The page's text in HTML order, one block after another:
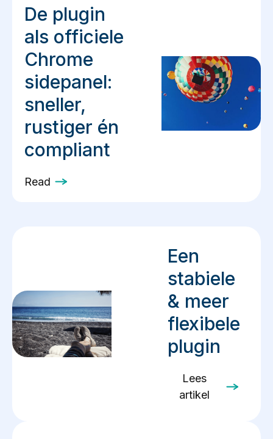
De plugin
als officiele
Chrome
sidepanel:
sneller,
rustiger én
compliant
Read
Een
stabiele
& meer
flexibele
plugin
Lees
artikel